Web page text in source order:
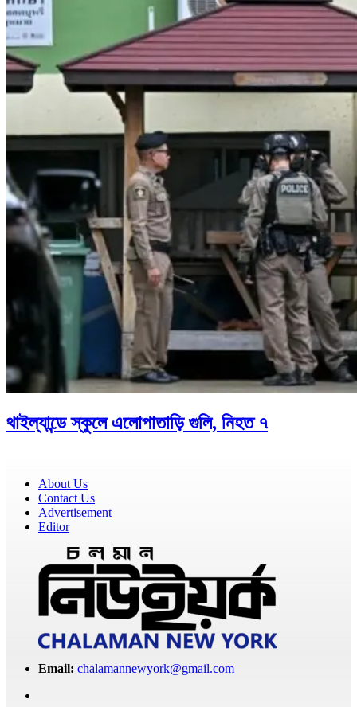
থাইল্যান্ডে স্কুলে এলোপাতাড়ি গুলি, নিহত ৭
About Us
Contact Us
Advertisement
Editor
Email: chalamannewyork@gmail.com